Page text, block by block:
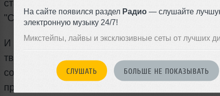
На сайте появился раздел Радио — слушайте
электронную музыку 24/7!
Микстейпы, лайвы и эксклюзивные сеты от лучших
СЛУШАТЬ БОЛЬШЕ НЕ ПОКАЗЫВАТЬ
стало возможно на мега-грандиозной
"СГУЩЕНКА"!
И специальный сюрприз для именинников:
твоего рождения
совпадает с днем концерта, готовься отметить
праздник на полную, ведь ты можешь